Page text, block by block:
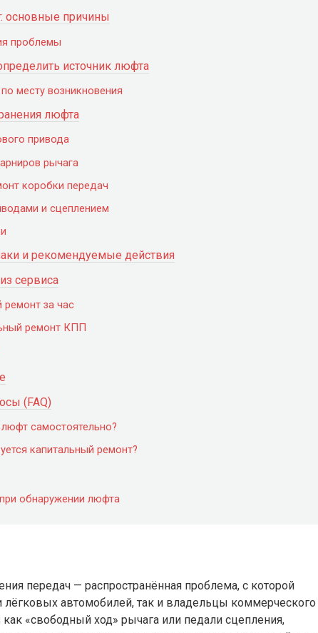
основные причины
проблемы
источник люфта
месту возникновения
люфта
привода
рычага
коробки передач
и сцеплением
и рекомендуемые действия
сервиса
за час
ремонт КПП
(FAQ)
самостоятельно?
капитальный ремонт?
обнаружении люфта
передач — распространённая проблема, с которой
лёгковых автомобилей, так и владельцы коммерческого
как «свободный ход» рычага или педали сцепления,